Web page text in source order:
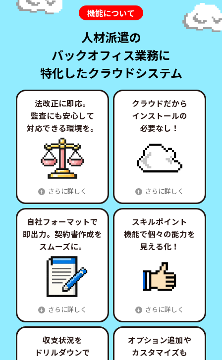
機能について
人材派遣の
バックオフィス業務に
特化したクラウドシステム
法改正に即応。
監査にも安心して
対応できる環境を。
＋ さらに詳しく
クラウドだから
インストールの
必要なし！
＋ さらに詳しく
自社フォーマットで
即出力。 契約書作成を
スムーズに。
＋ さらに詳しく
スキルポイント
機能で個々の能力を
見える化！
＋ さらに詳しく
収支状況を
ドリルダウンで
オプション追加や
カスタマイズも